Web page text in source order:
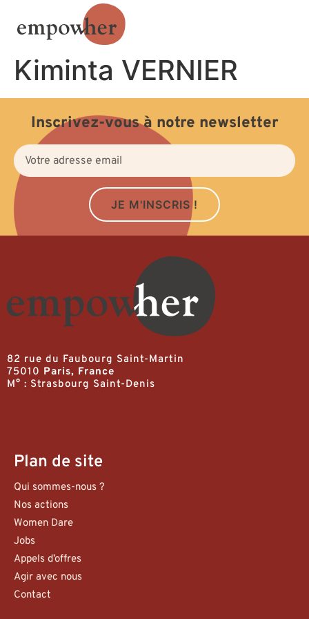
Kiminta VERNIER
Inscrivez-vous à notre newsletter
JE M'INSCRIS !
82 rue du Faubourg Saint-Martin
75010 Paris, France
M° : Strasbourg Saint-Denis
Plan de site
Qui sommes-nous ?
Nos actions
Women Dare
Jobs
Appels d’offres
Agir avec nous
Contact